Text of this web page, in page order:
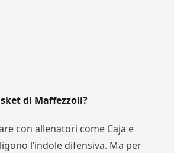
di Maffezzoli?
con allenatori come Caja e
l’indole difensiva. Ma per